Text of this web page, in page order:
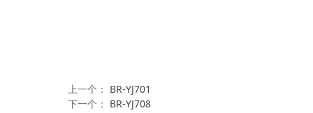
上一个： BR-YJ701
下一个： BR-YJ708